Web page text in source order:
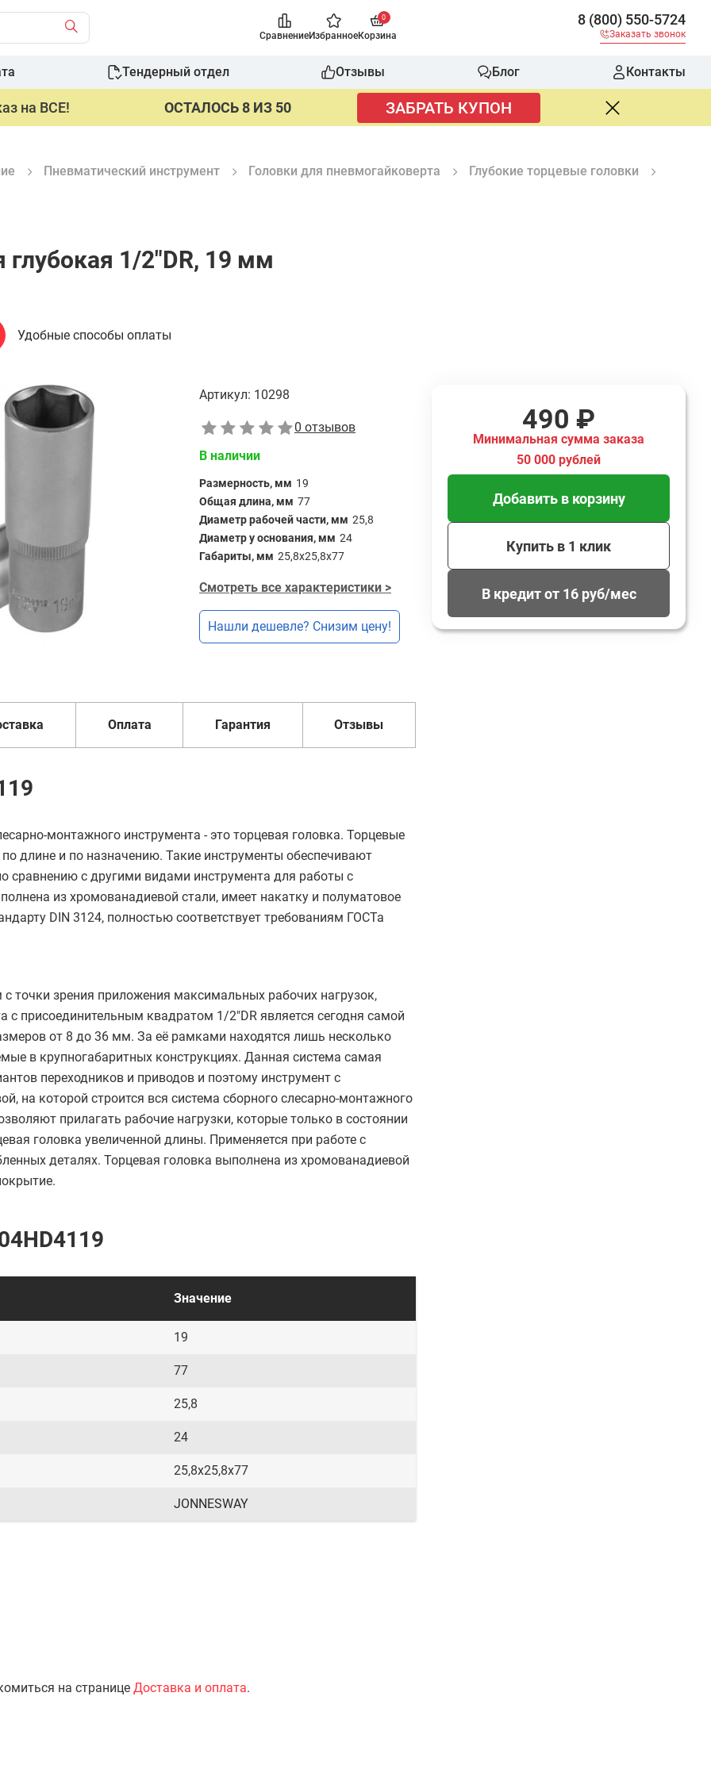
СравнениеИзбранное
0
Корзина
8 (800) 550-5724
Заказать звонок
Тендерный отдел Отзывы Блог Контакты
на ВСЕ! ОСТАЛОСЬ 8 ИЗ 50 ЗАБРАТЬ КУПОН
Пневматический инструмент Головки для пневмогайковерта
Глубокие торцевые головки
глубокая 1/2"DR, 19 мм
Удобные способы оплаты
Артикул: 10298
0 отзывов
В наличии
Размерность, мм 19
Общая длина, мм 77
Диаметр рабочей части, мм 25,8
Диаметр у основания, мм 24
Габариты, мм 25,8х25,8х77
Смотреть все характеристики >
Нашли дешевле? Снизим цену!
Оплата Гарантия Отзывы
монтажного инструмента - это торцевая головка. Торцевые
длине и по назначению. Такие инструменты обеспечивают
сравнению с другими видами инструмента для работы с
из хромованадиевой стали, имеет накатку и полуматовое
DIN 3124, полностью соответствует требованиям ГОСТа
точки зрения приложения максимальных рабочих нагрузок,
присоединительным квадратом 1/2"DR является сегодня самой
от 8 до 36 мм. За её рамками находятся лишь несколько
в крупногабаритных конструкциях. Данная система самая
переходников и приводов и поэтому инструмент с
на которой строится вся система сборного слесарно-монтажного
прилагать рабочие нагрузки, которые только в состоянии
головка увеличенной длины. Применяется при работе с
деталях. Торцевая головка выполнена из хромованадиевой
Значение
19
77
25,8
24
25,8х25,8х77
JONNESWAY
на странице Доставка и оплата.
490 ₽
Минимальная сумма заказа
50 000 рублей
Добавить в корзину
Купить в 1 клик
В кредит от 16 руб/мес